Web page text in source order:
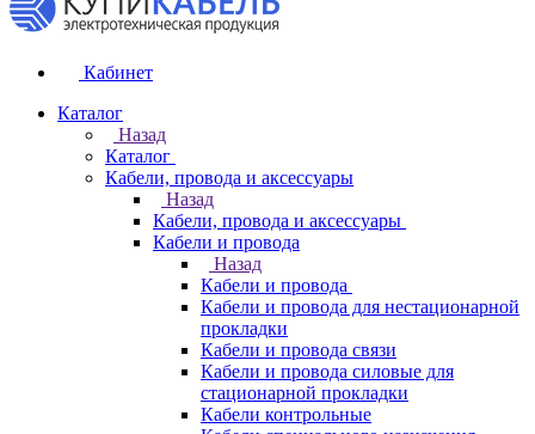
Кабинет
Каталог
Назад
Каталог
Кабели, провода и аксессуары
Назад
Кабели, провода и аксессуары
Кабели и провода
Назад
Кабели и провода
Кабели и провода для нестационарной
прокладки
Кабели и провода связи
Кабели и провода силовые для
стационарной прокладки
Кабели контрольные